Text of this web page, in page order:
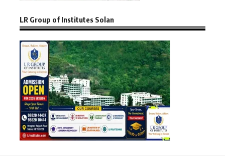
LR Group of Institutes Solan